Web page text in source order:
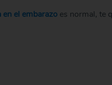
el embarazoes normal, te